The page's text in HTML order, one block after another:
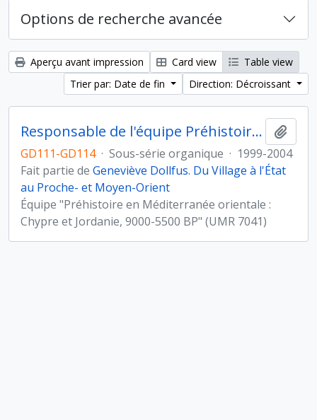
Options de recherche avancée
Aperçu avant impression Card view
Table view
Trier par: Date de fin
Direction: Décroissant
Responsable de l'équipe Préhistoire en Méditerranée orientale (UMR 7041, Archéologies et Sciences de l'Antiquité)
GD111-GD114 · Sous-série organique · 1999-2004
Fait partie de Geneviève Dollfus. Du Village à l'État
au Proche- et Moyen-Orient
Équipe "Préhistoire en Méditerranée orientale :
Chypre et Jordanie, 9000-5500 BP" (UMR 7041)